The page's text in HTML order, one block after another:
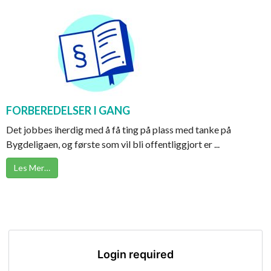
FORBEREDELSER I GANG
Det jobbes iherdig med å få ting på plass med tanke på
Bygdeligaen, og første som vil bli offentliggjort er ...
Les Mer…
Login required